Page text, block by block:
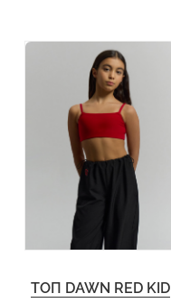
ТОП DAWN RED KID